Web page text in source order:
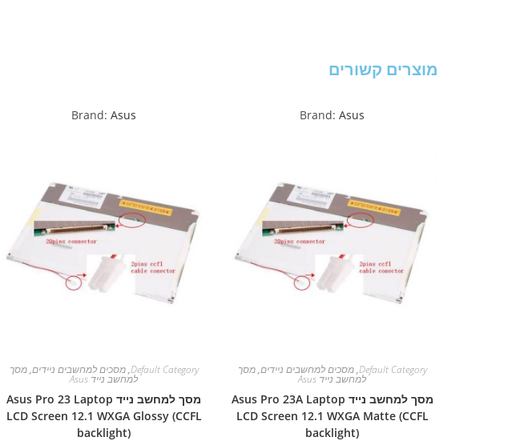
מוצרים קשורים
Brand: Asus
Default Category
,מסכים למחשבים ניידים,מסך
למחשב נייד Asus
מסך למחשב נייד Asus Pro 23A Laptop
LCD Screen 12.1 WXGA Matte (CCFL
backlight)
Brand: Asus
Default Category
,מסכים למחשבים ניידים,מסך
למחשב נייד Asus
מסך למחשב נייד Asus Pro 23 Laptop
LCD Screen 12.1 WXGA Glossy (CCFL
backlight)